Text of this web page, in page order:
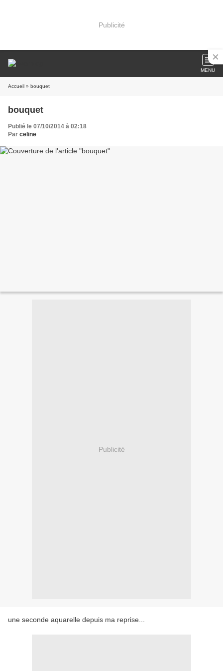
Publicité
MENU
Accueil » bouquet
bouquet
Publié le 07/10/2014 à 02:18
Par celine
Publicité
une seconde aquarelle depuis ma reprise...